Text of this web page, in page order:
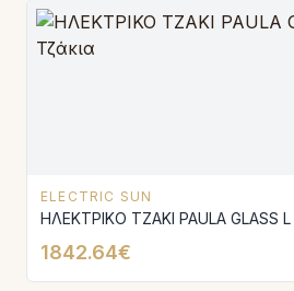
ELECTRIC SUN
ΗΛΕΚΤΡΙΚΟ ΤΖΑΚΙ PAULA GLASS
1842.64€